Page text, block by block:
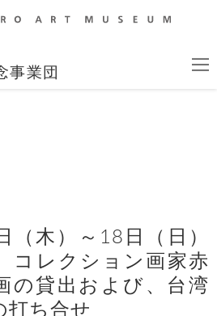
事業団
木）～18日（日）
コレクション画家赤
の貸出および、台湾
打ち合せ